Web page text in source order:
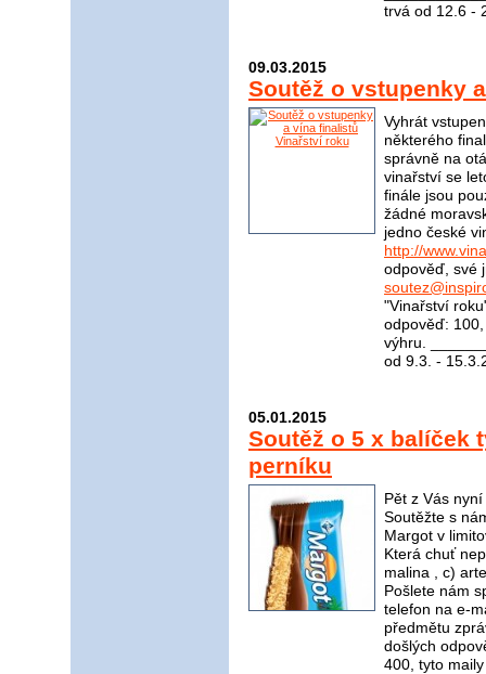
trvá od 12.6 -
09.03.2015
Soutěž o vstupenky
Vyhrát
některého
správně na
vinařství se
finále jsou
žádné
jedno české
http://
odpověď, své
"Vinařství
odpověď:
výhru.
od 9.3. -
05.01.2015
Soutěž o 5 x balíček
perníku
Pět z Vás
Soutěžte s
Margot v
Která chuť
malina , c)
Pošlete nám
telefon na e-
předmětu
došlých
400, tyto